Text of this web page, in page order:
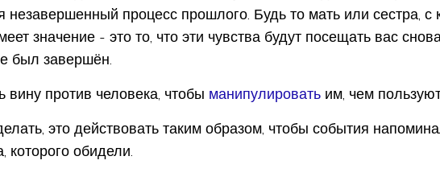
незавершенный процесс прошлого. Будь то мать или сестра,
значение - это то, что эти чувства будут посещать вас
был завершён.
вину против человека, чтобы манипулировать им, чем
это действовать таким образом, чтобы события
которого обидели.